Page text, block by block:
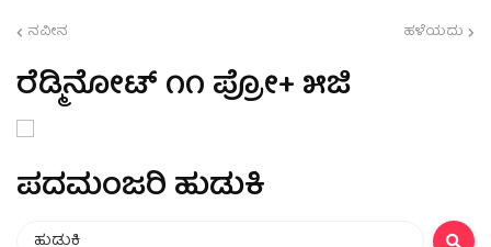
ನವೀನ ಹಳೆಯದು
ರೆಡ್ಮಿನೋಟ್ ೧೧ ಪ್ರೋ+ ೫ಜಿ
ಪದಮಂಜರಿ ಹುಡುಕಿ